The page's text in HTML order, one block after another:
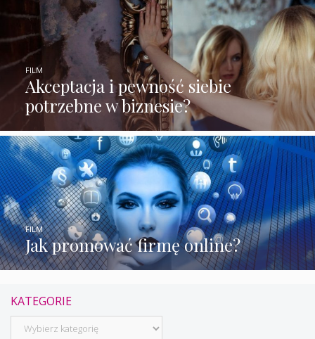
Akceptacja i pewność siebie
potrzebne w biznesie?
FILM
Jak promować firmę online?
FILM
KATEGORIE
Kategorie